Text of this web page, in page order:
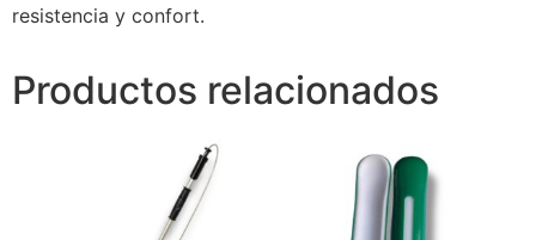
resistencia y confort.
Productos relacionados